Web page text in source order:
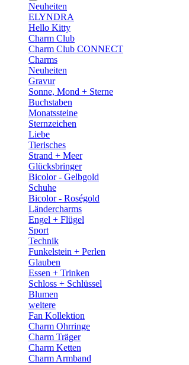
Neuheiten
ELYNDRA
Hello Kitty
Charm Club
Charm Club CONNECT
Charms
Neuheiten
Gravur
Sonne, Mond + Sterne
Buchstaben
Monatssteine
Sternzeichen
Liebe
Tierisches
Strand + Meer
Glücksbringer
Bicolor - Gelbgold
Schuhe
Bicolor - Roségold
Ländercharms
Engel + Flügel
Sport
Technik
Funkelstein + Perlen
Glauben
Essen + Trinken
Schloss + Schlüssel
Blumen
weitere
Fan Kollektion
Charm Ohrringe
Charm Träger
Charm Ketten
Charm Armband